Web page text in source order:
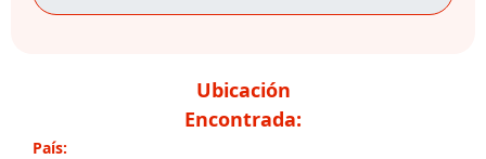
Ubicación
Encontrada:
País: